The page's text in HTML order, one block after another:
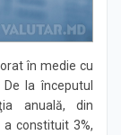
în medie cu
la începutul
anuală, din
constituit 3%,